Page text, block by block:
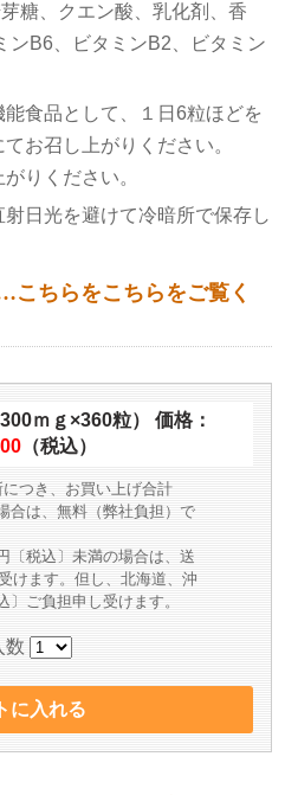
糖、クエン酸、乳化剤、香
ンB6、ビタミンB2、ビタミン
食品として、１日6粒ほどを
お召し上がりください。
りください。
日光を避けて冷暗所で保存し
ちらをこちらをご覧く
ｍｇ×360粒）
価格：
（税込）
つき、お買い上げ合計
合は、無料（弊社負担）で
〔税込〕未満の場合は、送
けます。但し、北海道、沖
ご負担申し受けます。
数